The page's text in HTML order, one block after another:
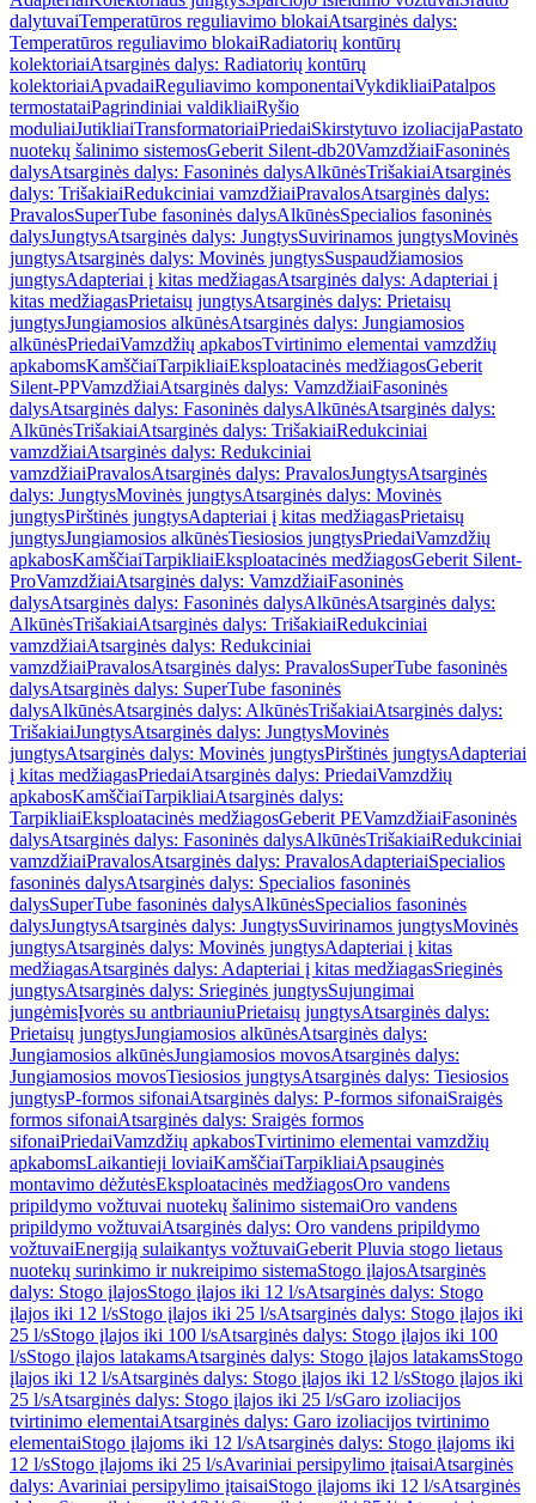
dalytuvaiTemperatūros reguliavimo blokaiAtsarginės dalys:
Temperatūros reguliavimo blokaiRadiatorių kontūrų
kolektoriaiAtsarginės dalys: Radiatorių kontūrų
kolektoriaiApvadaiReguliavimo komponentaiVykdikliaiPatalpos
termostataiPagrindiniai valdikliaiRyšio
moduliaiJutikliaiTransformatoriaiPriedaiSkirstytuvo izoliacijaPastato
nuotekų šalinimo sistemosGeberit Silent-db20VamzdžiaiFasoninės
dalysAtsarginės dalys: Fasoninės dalysAlkūnėsTrišakiaiAtsarginės
dalys: TrišakiaiRedukciniai vamzdžiaiPravalosAtsarginės dalys:
PravalosSuperTube fasoninės dalysAlkūnėsSpecialios fasoninės
dalysJungtysAtsarginės dalys: JungtysSuvirinamos jungtysMovinės
jungtysAtsarginės dalys: Movinės jungtysSuspaudžiamosios
jungtysAdapteriai į kitas medžiagasAtsarginės dalys: Adapteriai į
kitas medžiagasPrietaisų jungtysAtsarginės dalys: Prietaisų
jungtysJungiamosios alkūnėsAtsarginės dalys: Jungiamosios
alkūnėsPriedaiVamzdžių apkabosTvirtinimo elementai vamzdžių
apkabomsKamščiaiTarpikliaiEksploatacinės medžiagosGeberit
Silent-PPVamzdžiaiAtsarginės dalys: VamzdžiaiFasoninės
dalysAtsarginės dalys: Fasoninės dalysAlkūnėsAtsarginės dalys:
AlkūnėsTrišakiaiAtsarginės dalys: TrišakiaiRedukciniai
vamzdžiaiAtsarginės dalys: Redukciniai
vamzdžiaiPravalosAtsarginės dalys: PravalosJungtysAtsarginės
dalys: JungtysMovinės jungtysAtsarginės dalys: Movinės
jungtysPirštinės jungtysAdapteriai į kitas medžiagasPrietaisų
jungtysJungiamosios alkūnėsTiesiosios jungtysPriedaiVamzdžių
apkabosKamščiaiTarpikliaiEksploatacinės medžiagosGeberit Silent-
ProVamzdžiaiAtsarginės dalys: VamzdžiaiFasoninės
dalysAtsarginės dalys: Fasoninės dalysAlkūnėsAtsarginės dalys:
AlkūnėsTrišakiaiAtsarginės dalys: TrišakiaiRedukciniai
vamzdžiaiAtsarginės dalys: Redukciniai
vamzdžiaiPravalosAtsarginės dalys: PravalosSuperTube fasoninės
dalysAtsarginės dalys: SuperTube fasoninės
dalysAlkūnėsAtsarginės dalys: AlkūnėsTrišakiaiAtsarginės dalys:
TrišakiaiJungtysAtsarginės dalys: JungtysMovinės
jungtysAtsarginės dalys: Movinės jungtysPirštinės jungtysAdapteriai
į kitas medžiagasPriedaiAtsarginės dalys: PriedaiVamzdžių
apkabosKamščiaiTarpikliaiAtsarginės dalys:
TarpikliaiEksploatacinės medžiagosGeberit PEVamzdžiaiFasoninės
dalysAtsarginės dalys: Fasoninės dalysAlkūnėsTrišakiaiRedukciniai
vamzdžiaiPravalosAtsarginės dalys: PravalosAdapteriaiSpecialios
fasoninės dalysAtsarginės dalys: Specialios fasoninės
dalysSuperTube fasoninės dalysAlkūnėsSpecialios fasoninės
dalysJungtysAtsarginės dalys: JungtysSuvirinamos jungtysMovinės
jungtysAtsarginės dalys: Movinės jungtysAdapteriai į kitas
medžiagasAtsarginės dalys: Adapteriai į kitas medžiagasSrieginės
jungtysAtsarginės dalys: Srieginės jungtysSujungimai
jungėmisĮvorės su antbriauniuPrietaisų jungtysAtsarginės dalys:
Prietaisų jungtysJungiamosios alkūnėsAtsarginės dalys:
Jungiamosios alkūnėsJungiamosios movosAtsarginės dalys:
Jungiamosios movosTiesiosios jungtysAtsarginės dalys: Tiesiosios
jungtysP-formos sifonaiAtsarginės dalys: P-formos sifonaiSraigės
formos sifonaiAtsarginės dalys: Sraigės formos
sifonaiPriedaiVamzdžių apkabosTvirtinimo elementai vamzdžių
apkabomsLaikantieji loviaiKamščiaiTarpikliaiApsauginės
montavimo dėžutėsEksploatacinės medžiagosOro vandens
pripildymo vožtuvai nuotekų šalinimo sistemaiOro vandens
pripildymo vožtuvaiAtsarginės dalys: Oro vandens pripildymo
vožtuvaiEnergiją sulaikantys vožtuvaiGeberit Pluvia stogo lietaus
nuotekų surinkimo ir nukreipimo sistemaStogo įlajosAtsarginės
dalys: Stogo įlajosStogo įlajos iki 12 l/sAtsarginės dalys: Stogo
įlajos iki 12 l/sStogo įlajos iki 25 l/sAtsarginės dalys: Stogo įlajos iki
25 l/sStogo įlajos iki 100 l/sAtsarginės dalys: Stogo įlajos iki 100
l/sStogo įlajos latakamsAtsarginės dalys: Stogo įlajos latakamsStogo
įlajos iki 12 l/sAtsarginės dalys: Stogo įlajos iki 12 l/sStogo įlajos iki
25 l/sAtsarginės dalys: Stogo įlajos iki 25 l/sGaro izoliacijos
tvirtinimo elementaiAtsarginės dalys: Garo izoliacijos tvirtinimo
elementaiStogo įlajoms iki 12 l/sAtsarginės dalys: Stogo įlajoms iki
12 l/sStogo įlajoms iki 25 l/sAvariniai persipylimo įtaisaiAtsarginės
dalys: Avariniai persipylimo įtaisaiStogo įlajoms iki 12 l/sAtsarginės